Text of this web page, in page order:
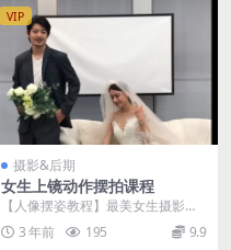
VIP
摄影&后期
女生上镜动作摆拍课程
【人像摆姿教程】最美女生摄影摆
姿势服装搭配人像摄影摆势美姿技
巧教学教你摆动作
3 年前 195 9.9